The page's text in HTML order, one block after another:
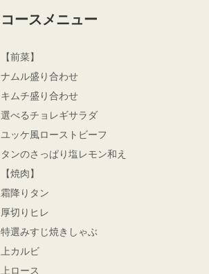
コースメニュー
【前菜】
ナムル盛り合わせ
キムチ盛り合わせ
選べるチョレギサラダ
ユッケ風ローストビーフ
タンのさっぱり塩レモン和え
【焼肉】
霜降りタン
厚切りヒレ
特選みすじ焼きしゃぶ
上カルビ
上ロース